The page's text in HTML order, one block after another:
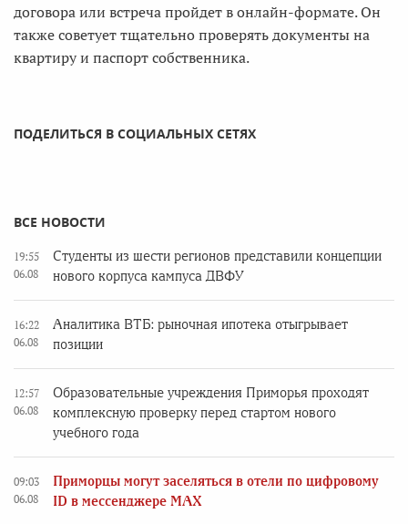
договора или встреча пройдет в онлайн-формате. Он
также советует тщательно проверять документы на
квартиру и паспорт собственника.
ПОДЕЛИТЬСЯ В СОЦИАЛЬНЫХ СЕТЯХ
ВСЕ НОВОСТИ
19:55
06.08
Студенты из шести регионов представили концепции
нового корпуса кампуса ДВФУ
16:22
06.08
Аналитика ВТБ: рыночная ипотека отыгрывает
позиции
12:57
06.08
Образовательные учреждения Приморья проходят
комплексную проверку перед стартом нового
учебного года
09:03
06.08
Приморцы могут заселяться в отели по цифровому
ID в мессенджере MAX